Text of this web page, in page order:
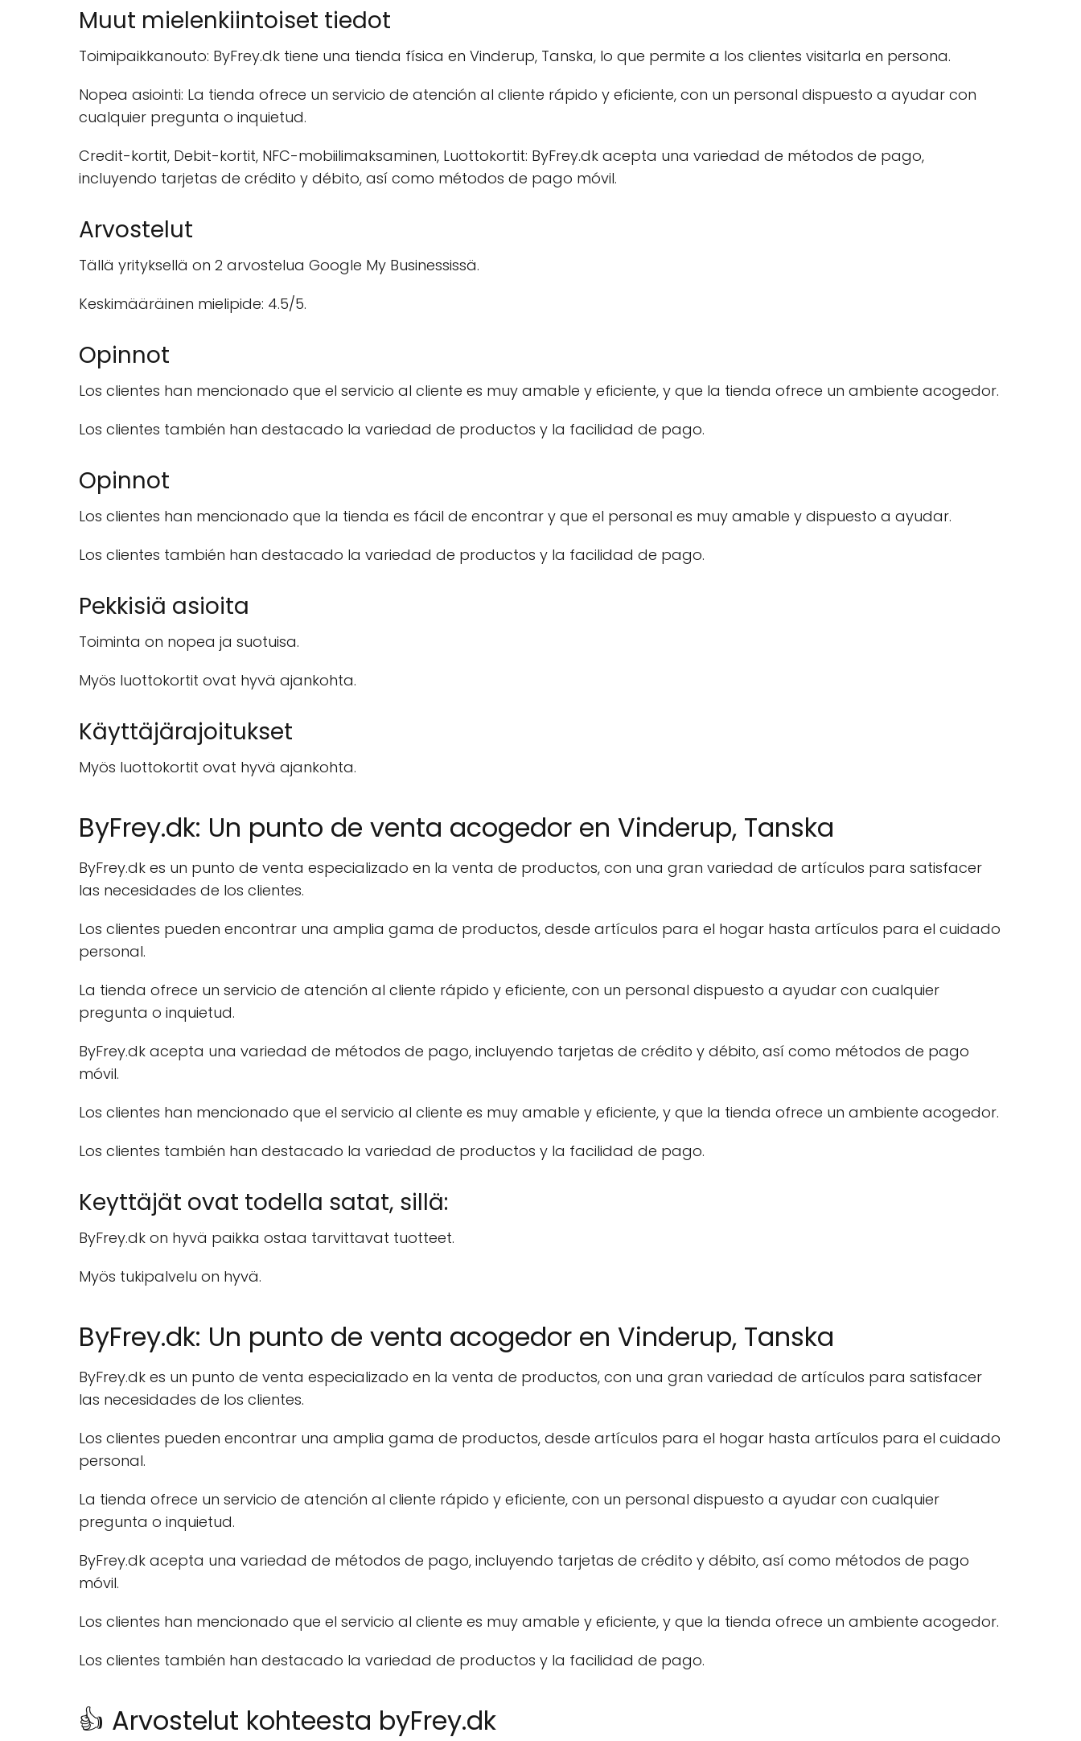
Muut mielenkiintoiset tiedot
Toimipaikkanouto: ByFrey.dk tiene una tienda física en Vinderup, Tanska, lo que permite a los clientes visitarla en persona.
Nopea asiointi: La tienda ofrece un servicio de atención al cliente rápido y eficiente, con un personal dispuesto a ayudar con
cualquier pregunta o inquietud.
Credit-kortit, Debit-kortit, NFC-mobiilimaksaminen, Luottokortit: ByFrey.dk acepta una variedad de métodos de pago,
incluyendo tarjetas de crédito y débito, así como métodos de pago móvil.
Arvostelut
Tällä yrityksellä on 2 arvostelua Google My Businessissä.
Keskimääräinen mielipide: 4.5/5.
Opinnot
Los clientes han mencionado que el servicio al cliente es muy amable y eficiente, y que la tienda ofrece un ambiente acogedor.
Los clientes también han destacado la variedad de productos y la facilidad de pago.
Opinnot
Los clientes han mencionado que la tienda es fácil de encontrar y que el personal es muy amable y dispuesto a ayudar.
Los clientes también han destacado la variedad de productos y la facilidad de pago.
Pekkisiä asioita
Toiminta on nopea ja suotuisa.
Myös luottokortit ovat hyvä ajankohta.
Käyttäjärajoitukset
Myös luottokortit ovat hyvä ajankohta.
ByFrey.dk: Un punto de venta acogedor en Vinderup, Tanska
ByFrey.dk es un punto de venta especializado en la venta de productos, con una gran variedad de artículos para satisfacer
las necesidades de los clientes.
Los clientes pueden encontrar una amplia gama de productos, desde artículos para el hogar hasta artículos para el cuidado
personal.
La tienda ofrece un servicio de atención al cliente rápido y eficiente, con un personal dispuesto a ayudar con cualquier
pregunta o inquietud.
ByFrey.dk acepta una variedad de métodos de pago, incluyendo tarjetas de crédito y débito, así como métodos de pago
móvil.
Los clientes han mencionado que el servicio al cliente es muy amable y eficiente, y que la tienda ofrece un ambiente acogedor.
Los clientes también han destacado la variedad de productos y la facilidad de pago.
Keyttäjät ovat todella satat, sillä:
ByFrey.dk on hyvä paikka ostaa tarvittavat tuotteet.
Myös tukipalvelu on hyvä.
ByFrey.dk: Un punto de venta acogedor en Vinderup, Tanska
ByFrey.dk es un punto de venta especializado en la venta de productos, con una gran variedad de artículos para satisfacer
las necesidades de los clientes.
Los clientes pueden encontrar una amplia gama de productos, desde artículos para el hogar hasta artículos para el cuidado
personal.
La tienda ofrece un servicio de atención al cliente rápido y eficiente, con un personal dispuesto a ayudar con cualquier
pregunta o inquietud.
ByFrey.dk acepta una variedad de métodos de pago, incluyendo tarjetas de crédito y débito, así como métodos de pago
móvil.
Los clientes han mencionado que el servicio al cliente es muy amable y eficiente, y que la tienda ofrece un ambiente acogedor.
Los clientes también han destacado la variedad de productos y la facilidad de pago.
👍 Arvostelut kohteesta byFrey.dk